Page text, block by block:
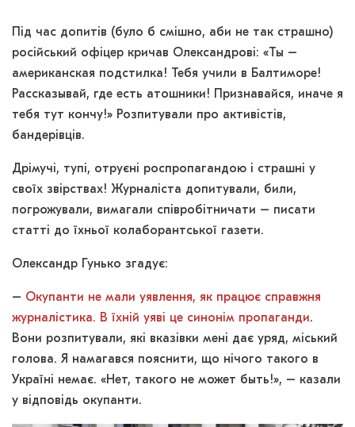
Під час допитів (було б смішно, аби не так страшно)
російський офіцер кричав Олександрові: «Ты –
американская подстилка! Тебя учили в Балтиморе!
Рассказывай, где есть атошники! Признавайся, иначе я
тебя тут кончу!» Розпитували про активістів,
бандерівців.
Дрімучі, тупі, отруєні роспропагандою і страшні у
своїх звірствах! Журналіста допитували, били,
погрожували, вимагали співробітничати – писати
статті до їхньої колаборантської газети.
Олександр Гунько згадує:
– Окупанти не мали уявлення, як працює справжня
журналістика. В їхній уяві це синонім пропаганди.
Вони розпитували, які вказівки мені дає уряд, міський
голова. Я намагався пояснити, що нічого такого в
Україні немає. «Нет, такого не может быть!», – казали
у відповідь окупанти.